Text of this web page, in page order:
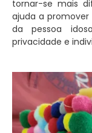
tornar-se mais
ajuda a
da pessoa
privacidade e